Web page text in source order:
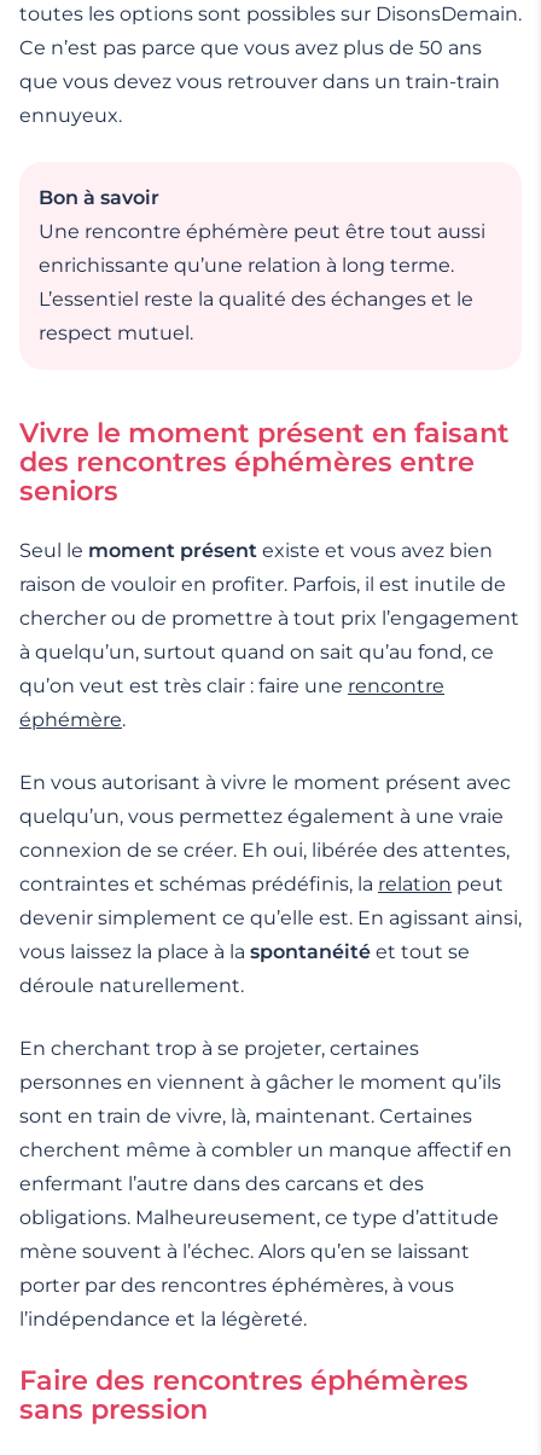
toutes les options sont possibles sur DisonsDemain.
Ce n’est pas parce que vous avez plus de 50 ans
que vous devez vous retrouver dans un train-train
ennuyeux.
Bon à savoir
Une rencontre éphémère peut être tout aussi
enrichissante qu’une relation à long terme.
L’essentiel reste la qualité des échanges et le
respect mutuel.
Vivre le moment présent en faisant
des rencontres éphémères entre
seniors
Seul le moment présent existe et vous avez bien
raison de vouloir en profiter. Parfois, il est inutile de
chercher ou de promettre à tout prix l’engagement
à quelqu’un, surtout quand on sait qu’au fond, ce
qu’on veut est très clair : faire une rencontre
éphémère.
En vous autorisant à vivre le moment présent avec
quelqu’un, vous permettez également à une vraie
connexion de se créer. Eh oui, libérée des attentes,
contraintes et schémas prédéfinis, la relation peut
devenir simplement ce qu’elle est. En agissant ainsi,
vous laissez la place à la spontanéité et tout se
déroule naturellement.
En cherchant trop à se projeter, certaines
personnes en viennent à gâcher le moment qu’ils
sont en train de vivre, là, maintenant. Certaines
cherchent même à combler un manque affectif en
enfermant l’autre dans des carcans et des
obligations. Malheureusement, ce type d’attitude
mène souvent à l’échec. Alors qu’en se laissant
porter par des rencontres éphémères, à vous
l’indépendance et la légèreté.
Faire des rencontres éphémères
sans pression